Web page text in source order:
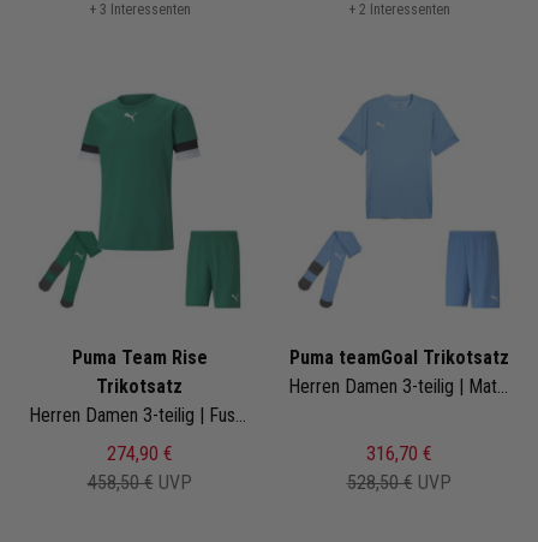
+ 3 Interessenten + 2 Interessenten
Puma Team Rise
Trikotsatz
Herren Damen 3-teilig | Fussball Trikot Fussballshort Core Sockenstutzen | Fussball Trikot Set
274,90 €
458,50 € UVP
Puma teamGoal Trikotsatz
Herren Damen 3-teilig | Matchday Trikot Fussballshort Core Sockenstutzen | Fussball Trikot Set
316,70 €
528,50 € UVP